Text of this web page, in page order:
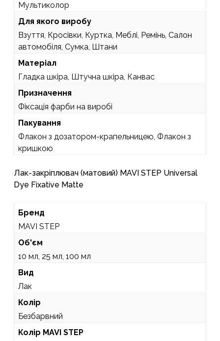
Мультиколор
Для якого виробу
Взуття, Кросівки, Куртка, Меблі, Ремінь, Салон
автомобіля, Сумка, Штани
Матеріал
Гладка шкіра, Штучна шкіра, Канвас
Призначення
Фіксація фарби на виробі
Пакування
Флакон з дозатором-крапельницею, Флакон з
кришкою
Лак-закріплювач (матовий) MAVI STEP Universal
Dye Fixative Matte
Бренд
MAVI STEP
Об'єм
10 мл, 25 мл, 100 мл
Вид
Лак
Колір
Безбарвний
Колір MAVI STEP